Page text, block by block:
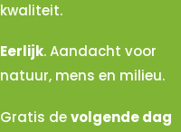
kwaliteit.
Eerlijk. Aandacht voor
natuur, mens en milieu.
Gratis devolgende dag